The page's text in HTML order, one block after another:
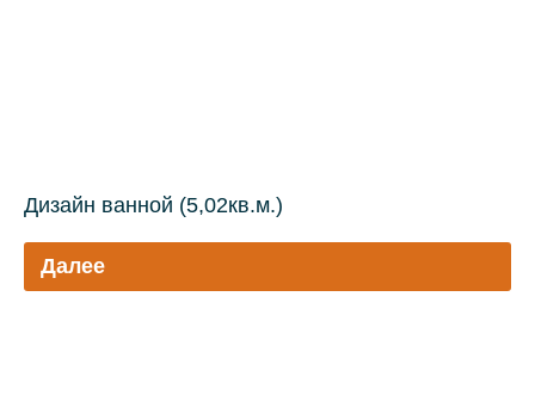
Дизайн ванной (5,02кв.м.)
Далее